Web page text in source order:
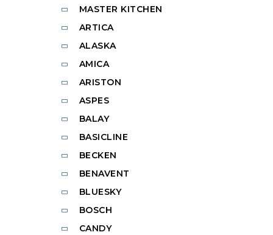
MASTER KITCHEN
ARTICA
ALASKA
AMICA
ARISTON
ASPES
BALAY
BASICLINE
BECKEN
BENAVENT
BLUESKY
BOSCH
CANDY